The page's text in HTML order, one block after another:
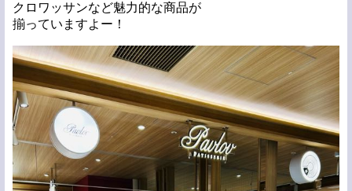
クロワッサンなど魅力的な商品が
揃っていますよー！